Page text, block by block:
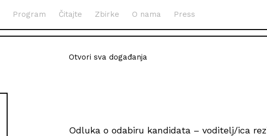
Program Čitajte Zbirke O nama Press
Otvori sva događanja
Odluka o odabiru kandidata – voditelj/ica